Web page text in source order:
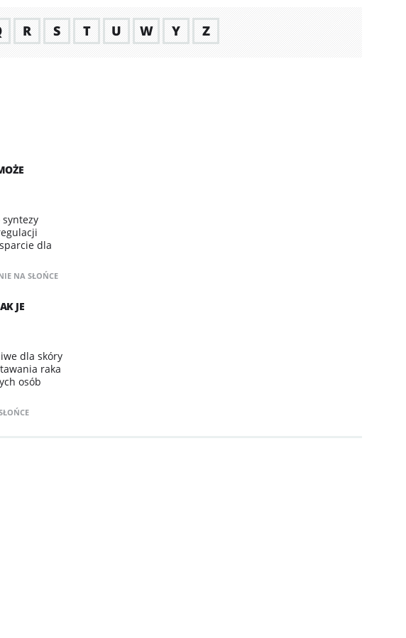
R S T U W Y Z
dla
NA SŁOŃCE
JE
dla skóry
raka
osób